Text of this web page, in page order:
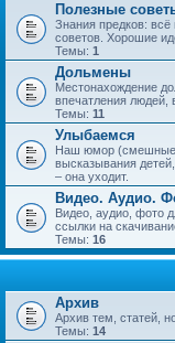
Полезные
Знания предков:
советов. Хорошие
Темы: 1
Дольмены
Местонахождение
впечатления людей,
Темы: 11
Улыбаемся
Наш юмор (смешные
высказывания
– она уходит.
Видео. Аудио.
Видео, аудио, фото
ссылки на
Темы: 16
Архив
Архив тем, статей,
Темы: 14